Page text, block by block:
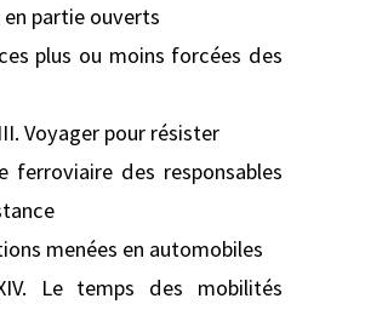
en partie ouverts
plus ou moins forcées des
Voyager pour résister
ferroviaire des responsables
menées en automobiles
Le temps des mobilités